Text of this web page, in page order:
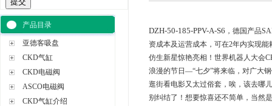
产品目录
亚德客吸盘
CKD气缸
CKD电磁阀
ASCO电磁阀
CKD气缸介绍
DZH-50-185-PPV-A-S6 ，德国产品
资成本及运营成本，可在2年内实现能
仿生新星惊艳亮相！世界机器人大会
浪漫的节日—“七夕”将来临，对广大
逛街看电影又太过俗套，唉，该去哪
别纠结了！想要惊喜还不简单，当然